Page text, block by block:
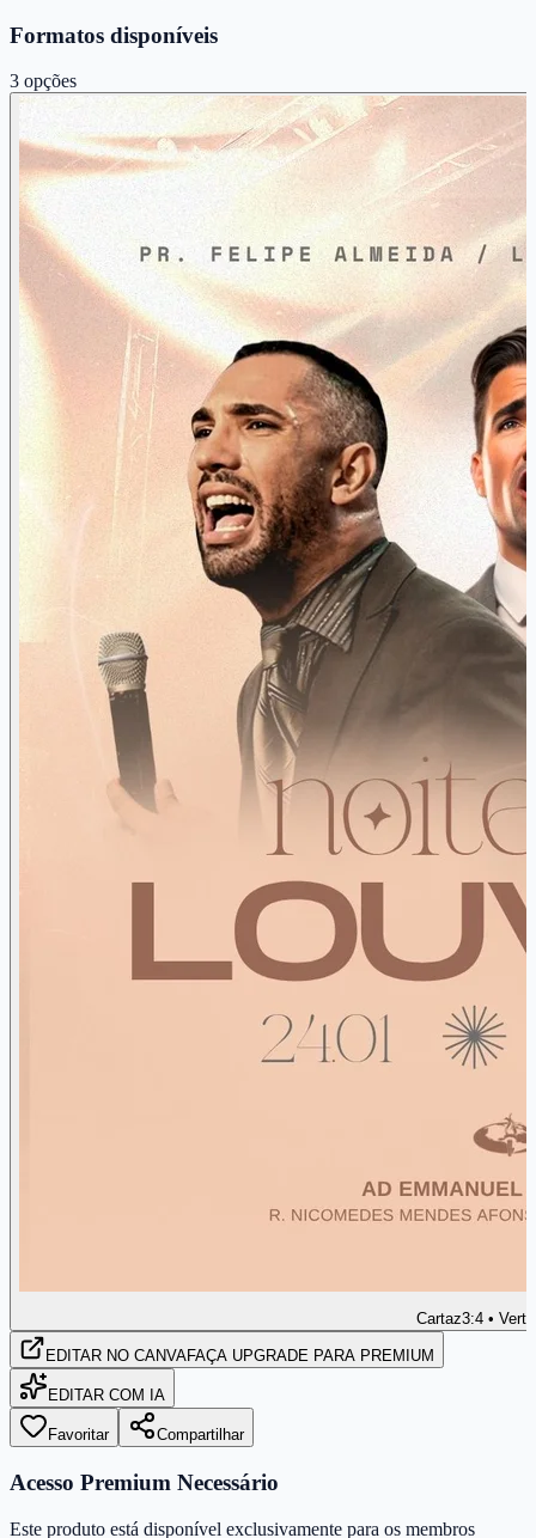
Formatos disponíveis
3 opções
Cartaz3:4 •
EDITAR NO CANVAFAÇA UPGRADE PARA PREMIUM
EDITAR COM IA
Favoritar Compartilhar
Acesso Premium Necessário
Este produto está disponível exclusivamente para os membros